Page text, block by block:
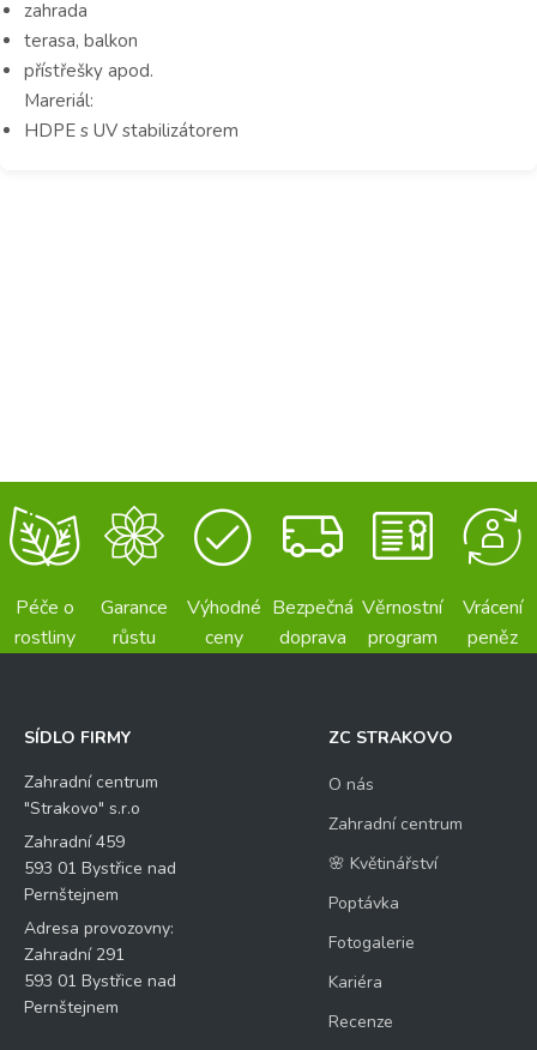
zahrada
terasa, balkon
přístřešky apod.
Mareriál:
HDPE s UV stabilizátorem
Péče o
rostliny
Garance
růstu
Výhodné
ceny
Bezpečná
doprava
Věrnostní
program
Vrácení
peněz
SÍDLO FIRMY
Zahradní centrum
"Strakovo" s.r.o
Zahradní 459
593 01 Bystřice nad
Pernštejnem
Adresa provozovny:
Zahradní 291
593 01 Bystřice nad
Pernštejnem
ZC STRAKOVO
O nás
Zahradní centrum
🌸 Květinářství
Poptávka
Fotogalerie
Kariéra
Recenze